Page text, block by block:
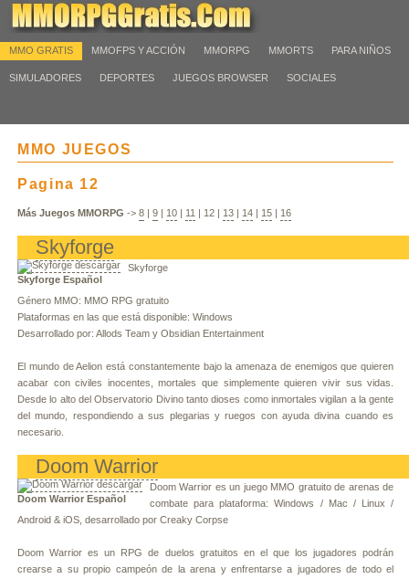
MMO GRATIS MMOFPS Y ACCIÓN MMORPG MMORTS PARA NIÑOS
SIMULADORES DEPORTES JUEGOS BROWSER SOCIALES
MMO JUEGOS
Pagina 12
Más Juegos MMORPG -> 8 | 9 | 10 | 11 | 12 | 13 | 14 | 15 | 16
Skyforge
Skyforge Español
Skyforge
Género MMO: MMO RPG gratuito
Plataformas en las que está disponible: Windows
Desarrollado por: Allods Team y Obsidian Entertainment
El mundo de Aelion está constantemente bajo la amenaza de enemigos que quieren
acabar con civiles inocentes, mortales que simplemente quieren vivir sus vidas.
Desde lo alto del Observatorio Divino tanto dioses como inmortales vigilan a la gente
del mundo, respondiendo a sus plegarias y ruegos con ayuda divina cuando es
necesario.
Doom Warrior
Doom Warrior Español
Doom Warrior es un juego MMO gratuito de arenas de
combate para plataforma: Windows / Mac / Linux /
Android & iOS, desarrollado por Creaky Corpse
Doom Warrior es un RPG de duelos gratuitos en el que los jugadores podrán
crearse a su propio campeón de la arena y enfrentarse a jugadores de todo el